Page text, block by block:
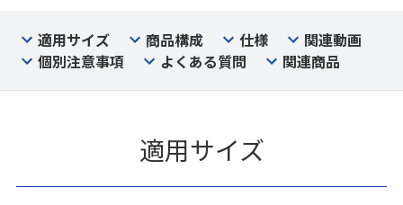
適用サイズ 商品構成 仕様
関連動画
個別注意事項
よくある質問 関連商品
適用サイズ